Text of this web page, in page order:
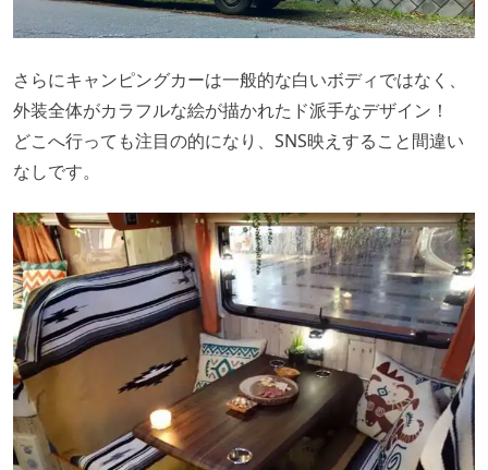
さらにキャンピングカーは一般的な白いボディではなく、
外装全体がカラフルな絵が描かれたド派手なデザイン！
どこへ行っても注目の的になり、SNS映えすること間違い
なしです。